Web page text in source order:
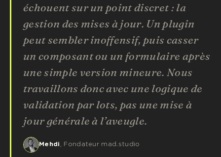
échouent sur un point discret : la
gestion des mises à jour. Un plugin
peut sembler inoffensif, puis casser
un composant ou un formulaire après
une simple version mineure. Nous
travaillons donc avec une logique de
validation par lots, pas une mise à
jour générale à l’aveugle.
Mehdi , Fondateur mad.studio